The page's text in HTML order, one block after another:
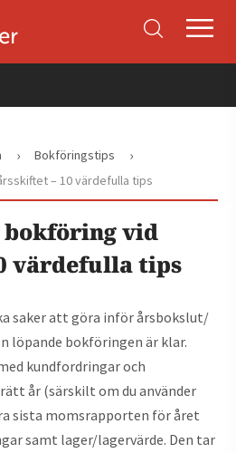
› Bokföringstips ›
– 10 värdefulla tips
vid
värdefulla tips
saker att göra inför årsbokslut/
löpande bokföringen är klar.
kundfordringar och
år (särskilt om du använder
sista momsrapporten för året
samt lager/lagervärde. Den tar